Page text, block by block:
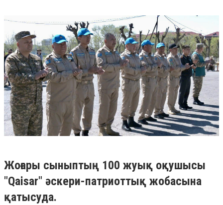
Жоғары сыныптың 100 жуық оқушысы
"Qaisar" әскери-патриоттық жобасына
қатысуда.